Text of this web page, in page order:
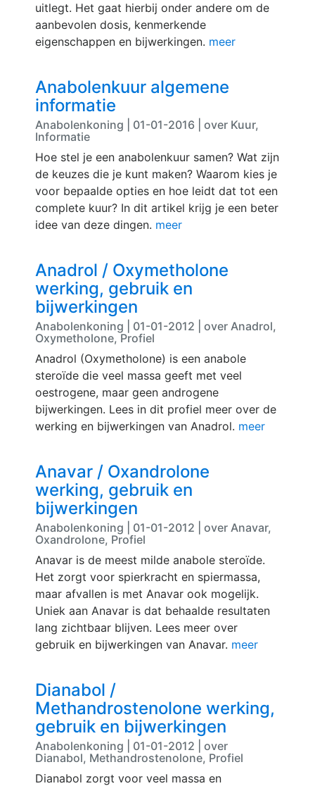
uitlegt. Het gaat hierbij onder andere om de
aanbevolen dosis, kenmerkende
eigenschappen en bijwerkingen. meer
Anabolenkuur algemene
informatie
Anabolenkoning | 01-01-2016 | over Kuur,
Informatie
Hoe stel je een anabolenkuur samen? Wat zijn
de keuzes die je kunt maken? Waarom kies je
voor bepaalde opties en hoe leidt dat tot een
complete kuur? In dit artikel krijg je een beter
idee van deze dingen. meer
Anadrol / Oxymetholone
werking, gebruik en
bijwerkingen
Anabolenkoning | 01-01-2012 | over Anadrol,
Oxymetholone, Profiel
Anadrol (Oxymetholone) is een anabole
steroïde die veel massa geeft met veel
oestrogene, maar geen androgene
bijwerkingen. Lees in dit profiel meer over de
werking en bijwerkingen van Anadrol. meer
Anavar / Oxandrolone
werking, gebruik en
bijwerkingen
Anabolenkoning | 01-01-2012 | over Anavar,
Oxandrolone, Profiel
Anavar is de meest milde anabole steroïde.
Het zorgt voor spierkracht en spiermassa,
maar afvallen is met Anavar ook mogelijk.
Uniek aan Anavar is dat behaalde resultaten
lang zichtbaar blijven. Lees meer over
gebruik en bijwerkingen van Anavar. meer
Dianabol /
Methandrostenolone werking,
gebruik en bijwerkingen
Anabolenkoning | 01-01-2012 | over
Dianabol, Methandrostenolone, Profiel
Dianabol zorgt voor veel massa en